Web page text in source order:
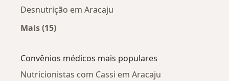
Desnutrição em Aracaju
Mais (15)
Convênios médicos mais populares
Nutricionistas com Cassi em Aracaju